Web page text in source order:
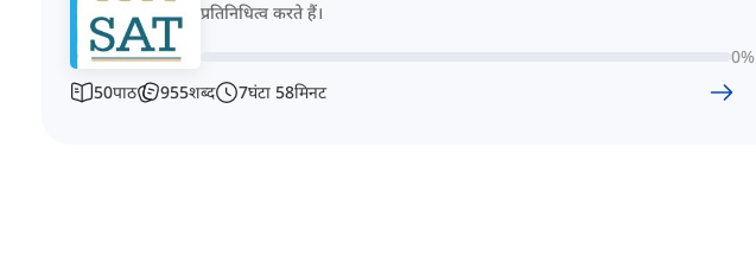
प्रतिनिधित्व करते हैं।
0%
50पाठ 955शब्द 7घंटा 58मिनट